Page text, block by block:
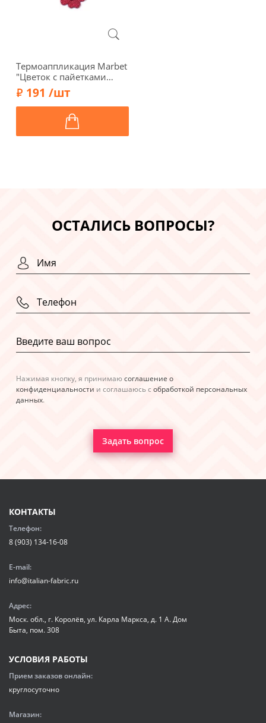
Термоаппликация Marbet
"Цветок с пайетками
красный", d 3 см,
569471.H
191 /шт
ОСТАЛИСЬ ВОПРОСЫ?
Нажимая кнопку, я принимаюсоглашение о
конфиденциальности и соглашаюсь с обработкой персональных
данных.
Задать вопрос
КОНТАКТЫ
Телефон:
8 (903) 134-16-08
E-mail:
info@italian-fabric.ru
Адрес:
Моск. обл., г. Королёв, ул. Карла Маркса, д. 1 А. Дом
Быта, пом. 308
УСЛОВИЯ РАБОТЫ
Прием заказов онлайн:
круглосуточно
Магазин: